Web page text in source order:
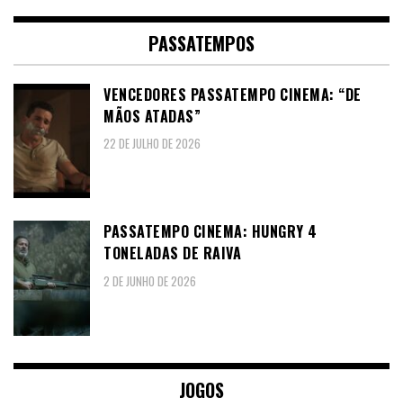
PASSATEMPOS
VENCEDORES PASSATEMPO CINEMA: “DE
MÃOS ATADAS”
22 DE JULHO DE 2026
PASSATEMPO CINEMA: HUNGRY 4
TONELADAS DE RAIVA
2 DE JUNHO DE 2026
JOGOS